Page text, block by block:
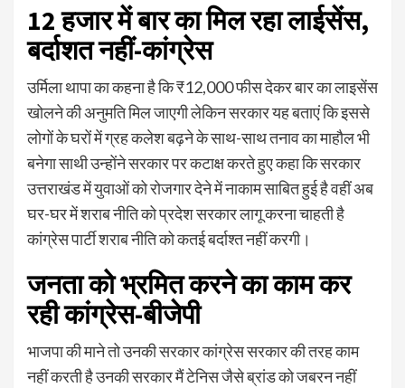
12 हजार में बार का मिल रहा लाईसेंस,
बर्दाशत नहीं-कांग्रेस
उर्मिला थापा का कहना है कि ₹12,000 फीस देकर बार का लाइसेंस
खोलने की अनुमति मिल जाएगी लेकिन सरकार यह बताएं कि इससे
लोगों के घरों में ग्रह कलेश बढ़ने के साथ-साथ तनाव का माहौल भी
बनेगा साथी उन्होंने सरकार पर कटाक्ष करते हुए कहा कि सरकार
उत्तराखंड में युवाओं को रोजगार देने में नाकाम साबित हुई है वहीं अब
घर-घर में शराब नीति को प्रदेश सरकार लागू करना चाहती है
कांग्रेस पार्टी शराब नीति को कतई बर्दाश्त नहीं करगी।
जनता को भ्रमित करने का काम कर
रही कांग्रेस-बीजेपी
भाजपा की माने तो उनकी सरकार कांग्रेस सरकार की तरह काम
नहीं करती है उनकी सरकार मैं टेनिस जैसे ब्रांड को जबरन नहीं